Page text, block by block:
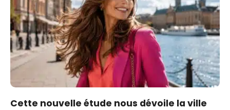
Cette nouvelle étude nous dévoile la ville